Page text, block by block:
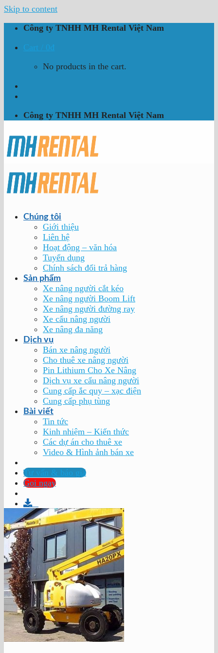
Skip to content
Công ty TNHH MH Rental Việt Nam
Cart / 0₫
No products in the cart.
Công ty TNHH MH Rental Việt Nam
Chúng tôi
Giới thiệu
Liên hệ
Hoạt động – văn hóa
Tuyển dụng
Chính sách đổi trả hàng
Sản phẩm
Xe nâng người cắt kéo
Xe nâng người Boom Lift
Xe nâng người đường ray
Xe cẩu nâng người
Xe nâng đa năng
Dịch vụ
Bán xe nâng người
Cho thuê xe nâng người
Pin Lithium Cho Xe Nâng
Dịch vụ xe cẩu nâng người
Cung cấp ắc quy – xạc điện
Cung cấp phụ tùng
Bài viết
Tin tức
Kinh nhiệm – Kiến thức
Các dự án cho thuê xe
Video & Hình ảnh bán xe
Tư vấn & báo giá
Gọi ngay
Profile Company